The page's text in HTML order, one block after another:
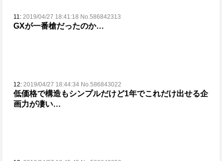
11: 2019/04/27 18:41:18 No.586842313
GXが一番槍だったのか…
12: 2019/04/27 18:44:34 No.586843022
低価格で構造もシンプルだけど1年でこれだけ出せる企
画力が凄い…